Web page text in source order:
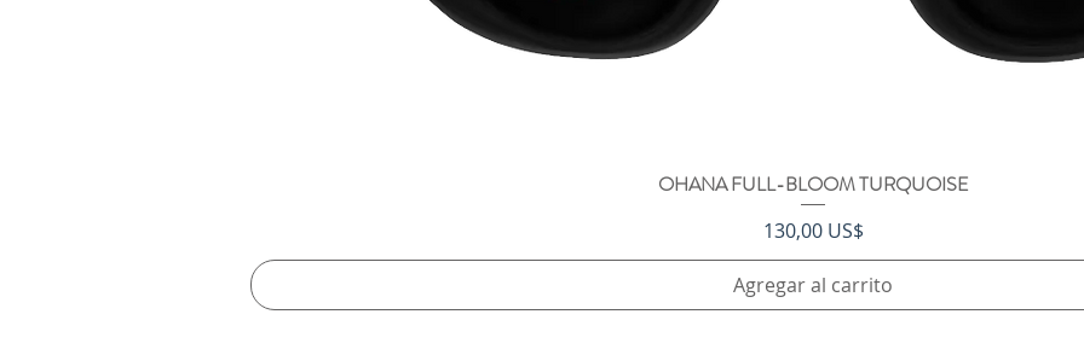
Vista rápida
OHANA FULL-BLOOM TURQUOISE
Precio
130,00 US$
Agregar al carrito